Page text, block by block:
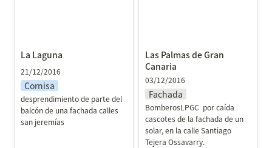
La Laguna
21/12/2016
Cornisa
desprendimiento de parte del
balcón de una fachada calles
san jeremías
Las Palmas de Gran
Canaria
03/12/2016
Fachada
BomberosLPGC  por caída
cascotes de la fachada de un
solar, en la calle Santiago
Tejera Ossavarry.